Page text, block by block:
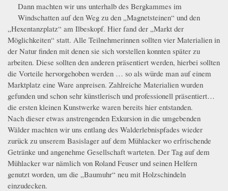
_MG_1215.JPG
_MG_1148.JPG
Dann machten wir uns unterhalb des Bergkammes im
Windschatten auf den Weg zu den „Magnetsteinen“ und den
„Hexentanzplatz“ am Ilbeskopf. Hier fand der „Markt der
Möglichkeiten“ statt. Alle Teilnehmerinnen sollten vier Materialien in
der Natur finden mit denen sie sich vorstellen konnten später zu
arbeiten. Diese sollten den anderen präsentiert werden, hierbei sollten
die Vorteile hervorgehoben werden … so als würde man auf einem
Marktplatz eine Ware anpreisen. Zahlreiche Materialien wurden
gefunden und schon sehr künstlerisch und professionell präsentiert…
die ersten kleinen Kunstwerke waren bereits hier entstanden.
Nach dieser etwas anstrengenden Exkursion in die umgebenden
Wälder machten wir uns entlang des Walderlebnispfades wieder
zurück zu unserem Basislager auf dem Mühlacker wo erfrischende
Getränke und angenehme Gesellschaft warteten. Der Tag auf dem
Mühlacker war nämlich von Roland Feuser und seinen Helfern
genutzt worden, um die „Baumuhr“ neu mit Holzschindeln
einzudecken.